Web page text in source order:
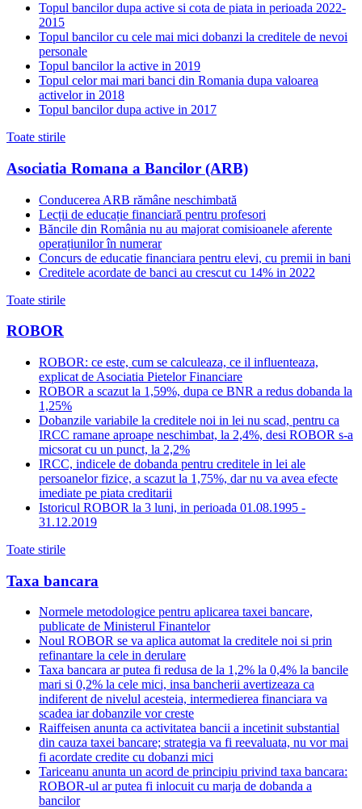
Topul bancilor dupa active si cota de piata in perioada 2022-
2015
Topul bancilor cu cele mai mici dobanzi la creditele de nevoi
personale
Topul bancilor la active in 2019
Topul celor mai mari banci din Romania dupa valoarea
activelor in 2018
Topul bancilor dupa active in 2017
Toate stirile
Asociatia Romana a Bancilor (ARB)
Conducerea ARB rămâne neschimbată
Lecții de educație financiară pentru profesori
Băncile din România nu au majorat comisioanele aferente
operațiunilor în numerar
Concurs de educatie financiara pentru elevi, cu premii in bani
Creditele acordate de banci au crescut cu 14% in 2022
Toate stirile
ROBOR
ROBOR: ce este, cum se calculeaza, ce il influenteaza,
explicat de Asociatia Pietelor Financiare
ROBOR a scazut la 1,59%, dupa ce BNR a redus dobanda la
1,25%
Dobanzile variabile la creditele noi in lei nu scad, pentru ca
IRCC ramane aproape neschimbat, la 2,4%, desi ROBOR s-a
micsorat cu un punct, la 2,2%
IRCC, indicele de dobanda pentru creditele in lei ale
persoanelor fizice, a scazut la 1,75%, dar nu va avea efecte
imediate pe piata creditarii
Istoricul ROBOR la 3 luni, in perioada 01.08.1995 -
31.12.2019
Toate stirile
Taxa bancara
Normele metodologice pentru aplicarea taxei bancare,
publicate de Ministerul Finantelor
Noul ROBOR se va aplica automat la creditele noi si prin
refinantare la cele in derulare
Taxa bancara ar putea fi redusa de la 1,2% la 0,4% la bancile
mari si 0,2% la cele mici, insa bancherii avertizeaza ca
indiferent de nivelul acesteia, intermedierea financiara va
scadea iar dobanzile vor creste
Raiffeisen anunta ca activitatea bancii a incetinit substantial
din cauza taxei bancare; strategia va fi reevaluata, nu vor mai
fi acordate credite cu dobanzi mici
Tariceanu anunta un acord de principiu privind taxa bancara:
ROBOR-ul ar putea fi inlocuit cu marja de dobanda a
bancilor